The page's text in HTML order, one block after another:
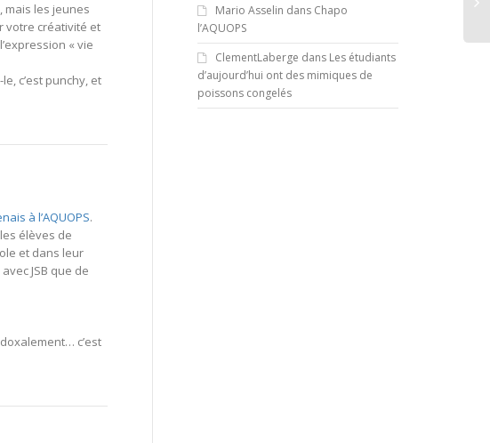
mais les jeunes
votre créativité et
« vie
c’est punchy, et
à l’AQUOPS.
élèves de
et dans leur
JSB que de
c’est
Mario Asselin dans Chapo
l’AQUOPS
ClementLaberge dans Les étudiants
d’aujourd’hui ont des mimiques de
poissons congelés